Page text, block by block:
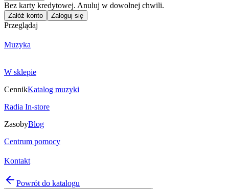
Bez karty kredytowej. Anuluj w dowolnej chwili.
Załóż konto Zaloguj się
Przeglądaj
Muzyka
W sklepie
CennikKatalog muzyki
Radia In-store
ZasobyBlog
Centrum pomocy
Kontakt
Powrót do katalogu